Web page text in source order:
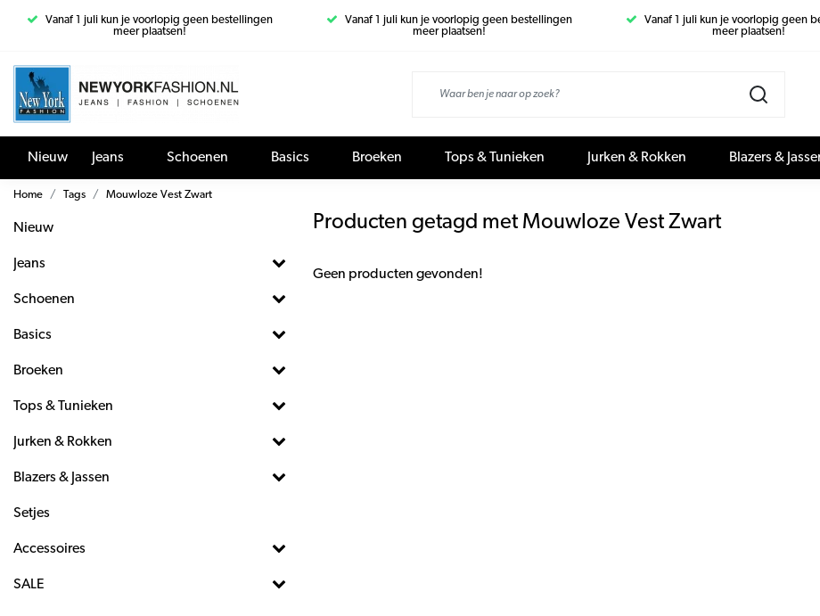
Vanaf 1 juli kun je voorlopig geen bestellingen
meer plaatsen!
Vanaf 1 juli kun je voorlopig geen bestellingen
meer plaatsen!
Vanaf 1 juli kun je voorlopig geen
meer plaatsen!
Nieuw Jeans Schoenen Basics Broeken Tops & Tunieken Jurken & Rokken Blazers &
Home Tags Mouwloze Vest Zwart
Nieuw
Jeans
Schoenen
Basics
Broeken
Tops & Tunieken
Jurken & Rokken
Blazers & Jassen
Setjes
Accessoires
SALE
Producten getagd met Mouwloze Vest Zwart
Geen producten gevonden!